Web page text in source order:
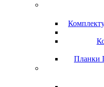
Планки